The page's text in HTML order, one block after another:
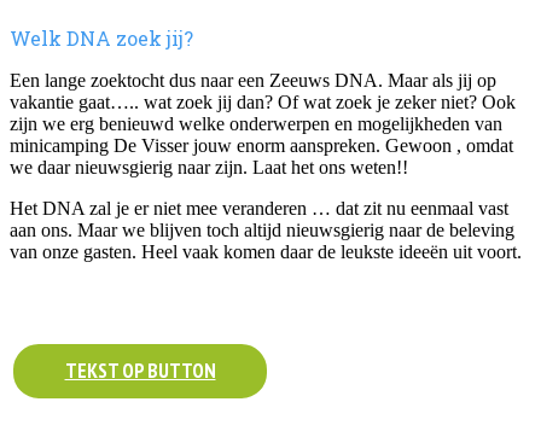
Welk DNA zoek jij?
Een lange zoektocht dus naar een Zeeuws DNA. Maar als jij op
vakantie gaat….. wat zoek jij dan? Of wat zoek je zeker niet? Ook
zijn we erg benieuwd welke onderwerpen en mogelijkheden van
minicamping De Visser jouw enorm aanspreken. Gewoon , omdat
we daar nieuwsgierig naar zijn. Laat het ons weten!!
Het DNA zal je er niet mee veranderen … dat zit nu eenmaal vast
aan ons. Maar we blijven toch altijd nieuwsgierig naar de beleving
van onze gasten. Heel vaak komen daar de leukste ideeën uit voort.
TEKST OP BUTTON